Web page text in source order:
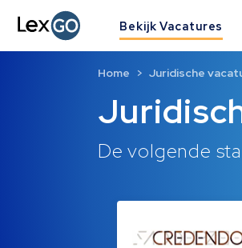
Bekijk Vacatures
De volgende
Home Juridische